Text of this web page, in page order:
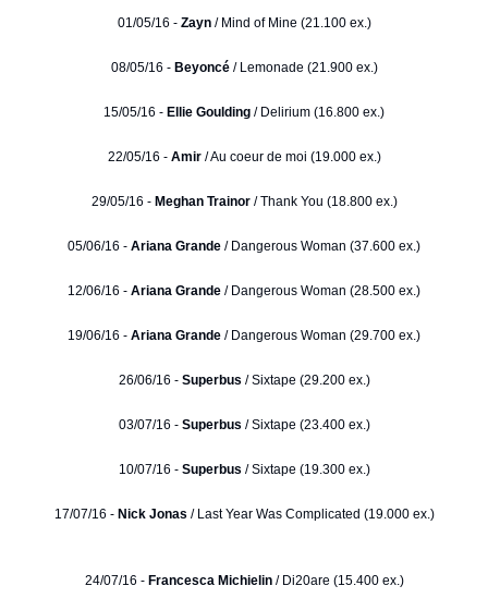
01/05/16 - Zayn / Mind of Mine (21.100 ex.)
08/05/16 - Beyoncé / Lemonade (21.900 ex.)
15/05/16 - Ellie Goulding / Delirium (16.800 ex.)
22/05/16 - Amir / Au coeur de moi (19.000 ex.)
29/05/16 - Meghan Trainor/ Thank You (18.800 ex.)
05/06/16 - Ariana Grande / Dangerous Woman (37.600 ex.)
12/06/16 - Ariana Grande / Dangerous Woman (28.500 ex.)
19/06/16 - Ariana Grande / Dangerous Woman (29.700 ex.)
26/06/16 - Superbus / Sixtape (29.200 ex.)
03/07/16 - Superbus / Sixtape (23.400 ex.)
10/07/16 - Superbus / Sixtape (19.300 ex.)
17/07/16 - Nick Jonas / Last Year Was Complicated (19.000 ex.)
24/07/16 - Francesca Michielin/ Di20are (15.400 ex.)